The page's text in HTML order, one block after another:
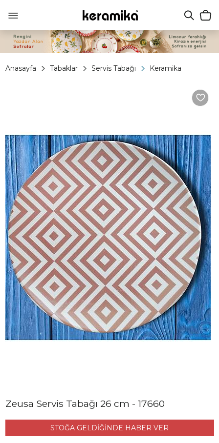
Anasayfa Tabaklar Servis Tabağı Keramika
Zeusa Servis Tabağı 26 cm - 17660
STOĞA GELDİĞİNDE HABER VER